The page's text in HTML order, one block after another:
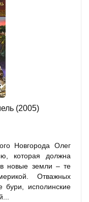
(2005)
Новгорода Олег
которая должна
новые земли – те
Отважных
бури, исполинские